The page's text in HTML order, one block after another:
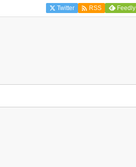
Twitter  RSS Feedly